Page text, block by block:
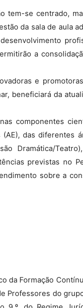
tem-se centrado,
da sala de aula
a
e
beneficiará da
componentes
das diferentes
Dramática/
previstas no
sobre a
da Formação
Professores do